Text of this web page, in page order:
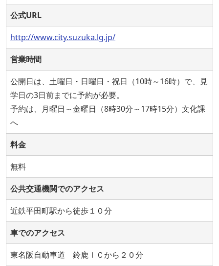
公式URL
http://www.city.suzuka.lg.jp/
営業時間
公開日は、土曜日・日曜日・祝日（10時～16時）で、見
学日の3日前までに予約が必要。
予約は、月曜日～金曜日（8時30分～17時15分）文化課
へ
料金
無料
公共交通機関でのアクセス
近鉄平田町駅から徒歩１０分
車でのアクセス
東名阪自動車道 鈴鹿ＩＣから２０分